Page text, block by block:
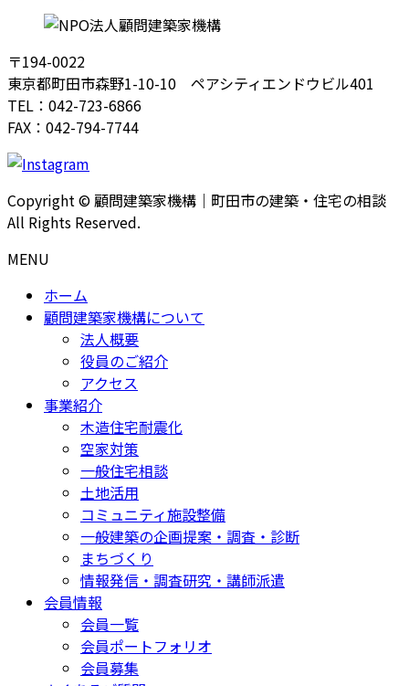
〒194-0022
東京都町田市森野1-10-10 ペアシティエンドウビル401
TEL：042-723-6866
FAX：042-794-7744
Copyright © 顧問建築家機構｜町田市の建築・住宅の相談
All Rights Reserved.
MENU
ホーム
顧問建築家機構について
法人概要
役員のご紹介
アクセス
事業紹介
木造住宅耐震化
空家対策
一般住宅相談
土地活用
コミュニティ施設整備
一般建築の企画提案・調査・診断
まちづくり
情報発信・調査研究・講師派遣
会員情報
会員一覧
会員ポートフォリオ
会員募集